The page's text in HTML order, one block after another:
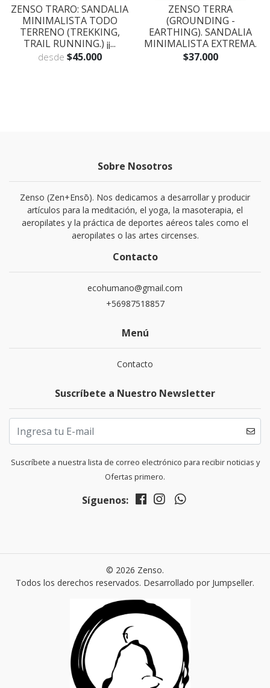
ZENSO TRARO: SANDALIA
MINIMALISTA TODO
TERRENO (TREKKING,
TRAIL RUNNING.) ¡¡...
desde $45.000
ZENSO TERRA
(GROUNDING -
EARTHING). SANDALIA
MINIMALISTA EXTREMA.
$37.000
Sobre Nosotros
Zenso (Zen+Ensō). Nos dedicamos a desarrollar y producir
artículos para la meditación, el yoga, la masoterapia, el
aeropilates y la práctica de deportes aéreos tales como el
aeropilates o las artes circenses.
Contacto
ecohumano@gmail.com
+56987518857
Menú
Contacto
Suscríbete a Nuestro Newsletter
Suscríbete a nuestra lista de correo electrónico para recibir noticias y
Ofertas primero.
Síguenos:
© 2026 Zenso.
Todos los derechos reservados. Desarrollado por Jumpseller.